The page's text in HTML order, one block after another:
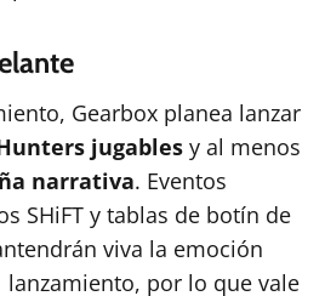
Gearbox planea lanzar
jugables y al menos
narrativa. Eventos
SHiFT y tablas de botín de
viva la emoción
por lo que vale